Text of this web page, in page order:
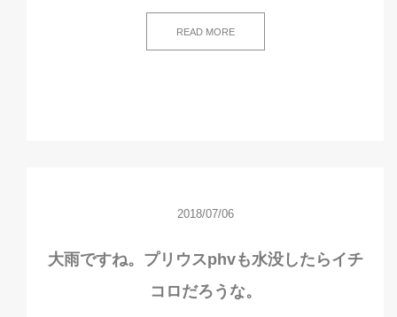
READ MORE
2018/07/06
大雨ですね。プリウスphvも水没したらイチ
コロだろうな。